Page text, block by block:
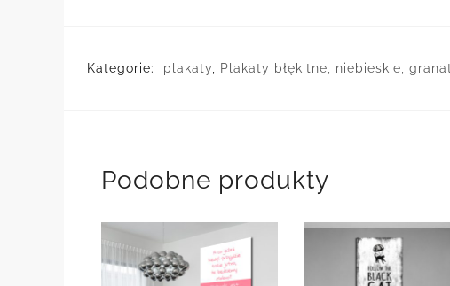
Kategorie:
plakaty Plakaty błękitne, niebieskie,
Podobne produkty